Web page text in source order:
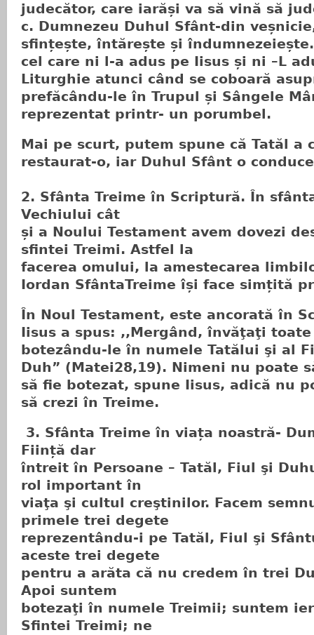
judecător, care iarăși va să vină să
c. Dumnezeu Duhul Sfânt-din
sfințește, întărește și
cel care ni l-a adus pe Iisus și ni –L
Liturghie atunci când se coboară
prefăcându-le în Trupul și Sângele
reprezentat printr- un porumbel.
Mai pe scurt, putem spune că Tatăl a
restaurat-o, iar Duhul Sfânt o
2. Sfânta Treime în Scriptură. În
Vechiului cât
și a Noului Testament avem dovezi
sfintei Treimi. Astfel la
facerea omului, la amestecarea
Iordan SfântaTreime își face simțită
În Noul Testament, este ancorată în
Iisus a spus: ,,Mergând, învăţaţi
botezându-le în numele Tatălui şi al
Duh” (Matei28,19). Nimeni nu poate
să fie botezat, spune Iisus, adică nu
să crezi în Treime.
3. Sfânta Treime în viața noastră-
Ființă dar
întreit în Persoane – Tatăl, Fiul şi
rol important în
viaţa şi cultul creştinilor. Facem
primele trei degete
reprezentându-i pe Tatăl, Fiul şi
aceste trei degete
pentru a arăta că nu credem în trei
Apoi suntem
botezaţi în numele Treimii; suntem
Sfintei Treimi; ne